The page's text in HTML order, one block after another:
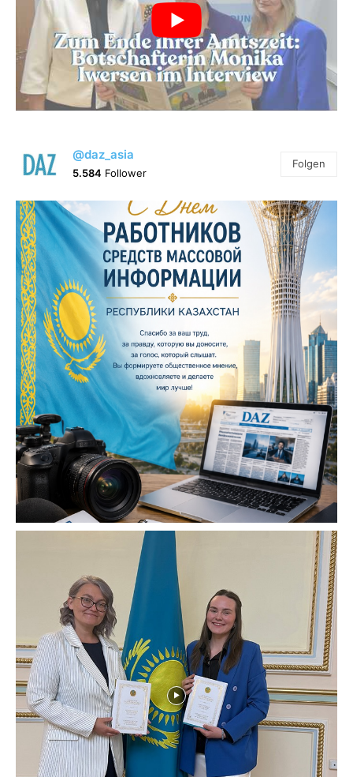
@daz_asia
5.584 Follower
Folgen